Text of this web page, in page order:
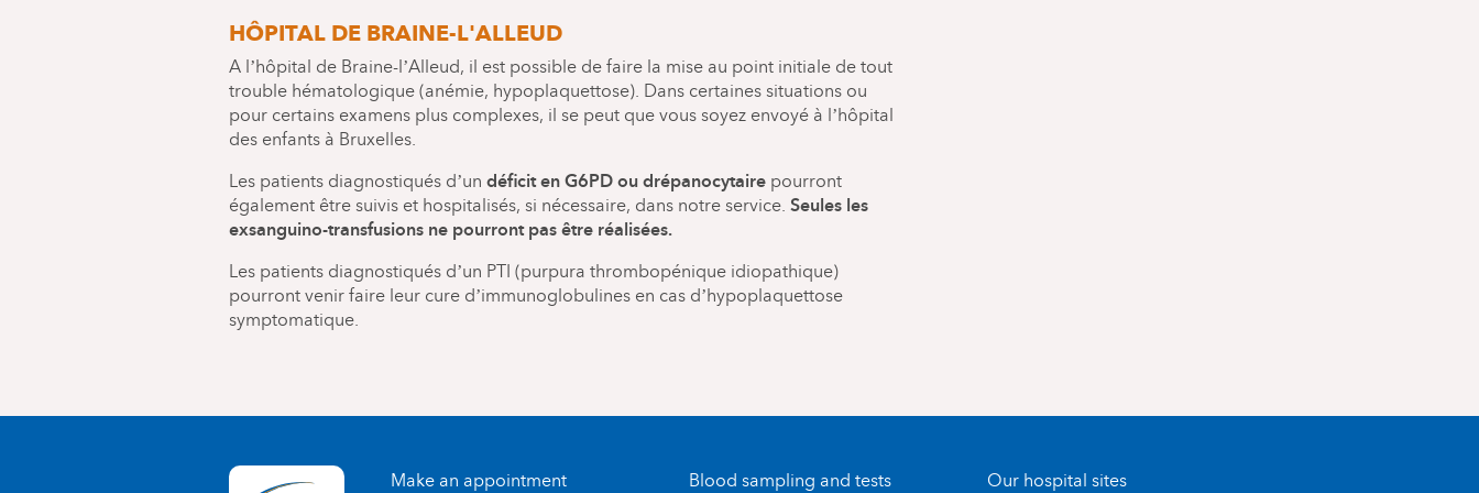
HÔPITAL DE BRAINE-L'ALLEUD
A l’hôpital de Braine-l’Alleud, il est possible de faire la mise au point initiale de tout
trouble hématologique (anémie, hypoplaquettose). Dans certaines situations ou
pour certains examens plus complexes, il se peut que vous soyez envoyé à l’hôpital
des enfants à Bruxelles.
Les patients diagnostiqués d’undéficit en G6PD ou drépanocytaire pourront
également être suivis et hospitalisés, si nécessaire, dans notre service.Seules les
exsanguino-transfusions ne pourront pas être réalisées.
Les patients diagnostiqués d’un PTI (purpura thrombopénique idiopathique)
pourront venir faire leur cure d’immunoglobulines en cas d’hypoplaquettose
symptomatique.
Make an appointment Blood sampling and tests Our hospital sites